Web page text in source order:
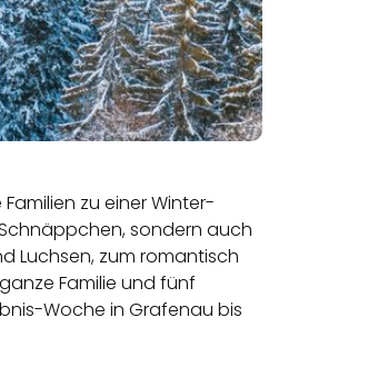
zu einer Winter-
sondern auch
Luchsen, zum romantisch
Familie und fünf
Woche in Grafenau bis